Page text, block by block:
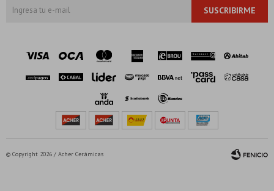
SUSCRIBIRME
© Copyright 2026 / Acher Cerámicas